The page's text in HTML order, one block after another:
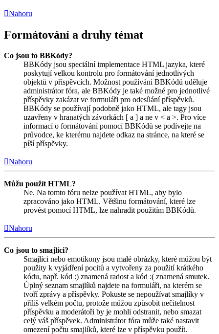
Nahoru
Formátování a druhy témat
Co jsou to BBKódy?
BBKódy jsou speciální implementace HTML jazyka, které
poskytují velkou kontrolu pro formátování jednotlivých
objektů v příspěvcích. Možnost používání BBKódů uděluje
administrátor fóra, ale BBKódy je také možné pro jednotlivé
příspěvky zakázat ve formuláři pro odesílání příspěvků.
BBKódy se používají podobně jako HTML, ale tagy jsou
uzavřeny v hranatých závorkách [ a ] a ne v < a >. Pro více
informací o formátování pomocí BBKódů se podívejte na
průvodce, ke kterému najdete odkaz na stránce, na které se
píší příspěvky.
Nahoru
Můžu použít HTML?
Ne. Na tomto fóru nelze používat HTML, aby bylo
zpracováno jako HTML. Většinu formátování, které lze
provést pomocí HTML, lze nahradit použitím BBKódů.
Nahoru
Co jsou to smajlíci?
Smajlíci nebo emotikony jsou malé obrázky, které můžou být
použity k vyjádření pocitů a vytvořeny za použití krátkého
kódu, např. kód :) znamená radost a kód :( znamená smutek.
Úplný seznam smajlíků najdete na formuláři, na kterém se
tvoří zprávy a příspěvky. Pokuste se nepoužívat smajlíky v
příliš velkém počtu, protože můžou způsobit nečitelnost
příspěvku a moderátoři by je mohli odstranit, nebo smazat
celý váš příspěvek. Administrátor fóra může také nastavit
omezení počtu smajlíků, které lze v příspěvku použít.